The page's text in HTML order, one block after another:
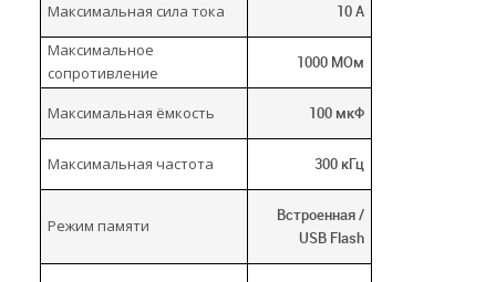
Максимальная сила тока
10 А
Максимальное
сопротивление
1000 МОм
Максимальная ёмкость 100 мкФ
Максимальная частота 300 кГц
Режим памяти
Встроенная /
USB Flash